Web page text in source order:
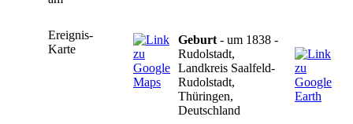
Ereignis-
Karte
Geburt - um 1838 -
Rudolstadt,
Landkreis Saalfeld-
Rudolstadt,
Thüringen,
Deutschland